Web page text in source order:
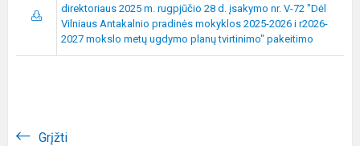
direktoriaus 2025 m. rugpjūčio 28 d. įsakymo nr. V-72 "Dėl
Vilniaus Antakalnio pradinės mokyklos 2025-2026 i r2026-
2027 mokslo metų ugdymo planų tvirtinimo" pakeitimo
Grįžti